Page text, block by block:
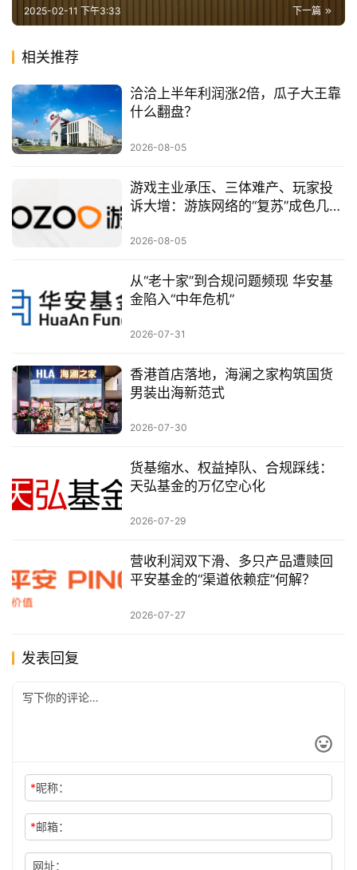
下一篇
2025-02-11 下午3:33
相关推荐
洽洽上半年利润涨2倍，瓜子大王靠
什么翻盘？
2026-08-05
游戏主业承压、三体难产、玩家投
诉大增：游族网络的“复苏”成色几
2026-08-05
从“老十家”到合规问题频现 华安基
金陷入“中年危机”
2026-07-31
香港首店落地，海澜之家构筑国货
男装出海新范式
2026-07-30
货基缩水、权益掉队、合规踩线：
天弘基金的万亿空心化
2026-07-29
营收利润双下滑、多只产品遭赎回
平安基金的“渠道依赖症”何解？
2026-07-27
发表回复
*昵称：
*邮箱：
网址：